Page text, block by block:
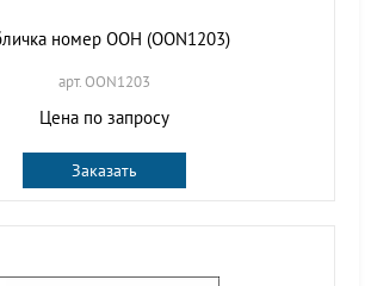
номер ООН (OON1203)
арт. OON1203
Цена по запросу
Заказать